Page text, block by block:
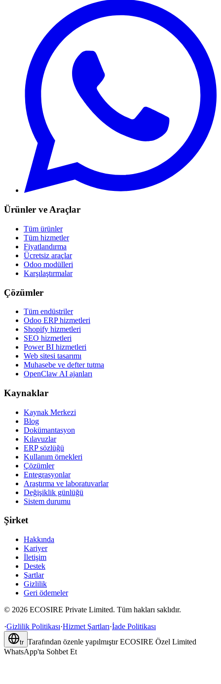
Ürünler ve Araçlar
Tüm ürünler
Tüm hizmetler
Fiyatlandırma
Ücretsiz araçlar
Odoo modülleri
Karşılaştırmalar
Çözümler
Tüm endüstriler
Odoo ERP hizmetleri
Shopify hizmetleri
SEO hizmetleri
Power BI hizmetleri
Web sitesi tasarımı
Muhasebe ve defter tutma
OpenClaw AI ajanları
Kaynaklar
Kaynak Merkezi
Blog
Dokümantasyon
Kılavuzlar
ERP sözlüğü
Kullanım örnekleri
Çözümler
Entegrasyonlar
Araştırma ve laboratuvarlar
Değişiklik günlüğü
Sistem durumu
Şirket
Hakkında
Kariyer
İletişim
Destek
Şartlar
Gizlilik
Geri ödemeler
© 2026 ECOSIRE Private Limited. Tüm hakları saklıdır.
·Gizlilik Politikası·Hizmet Şartları·İade Politikası
tr Tarafından özenle yapılmıştır ECOSIRE Özel Limited
WhatsApp'ta Sohbet Et